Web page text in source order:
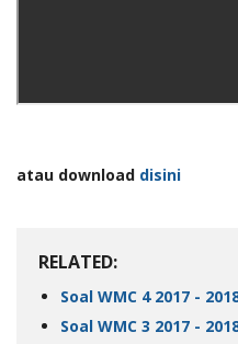
atau download disini
RELATED:
Soal WMC 4 2017 -
Soal WMC 3 2017 -